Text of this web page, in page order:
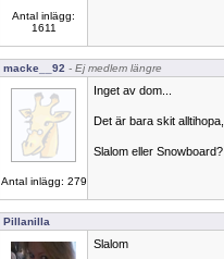
Antal inlägg:
1611
macke__92 - Ej medlem längre
Antal inlägg: 279
Inget av dom...
Det är bara skit
Slalom eller Snowboard?
Pillanilla
Slalom